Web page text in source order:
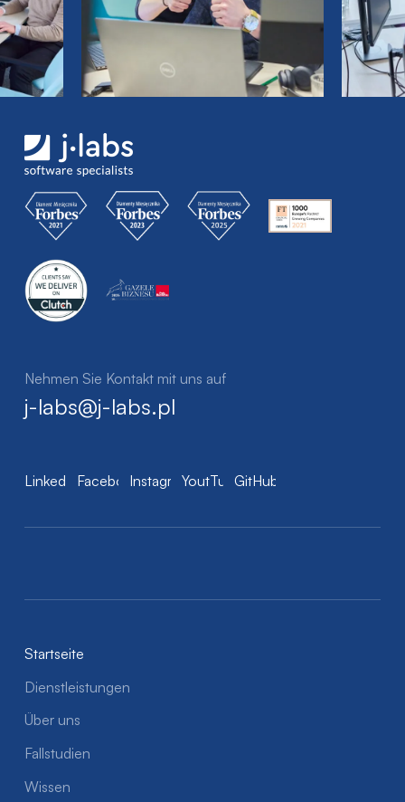
Nehmen Sie Kontakt mit uns auf
j-labs@j-labs.pl
LinkedIn FacebookInstagramYoutTubeGitHub
Startseite
Dienstleistungen
Über uns
Fallstudien
Wissen